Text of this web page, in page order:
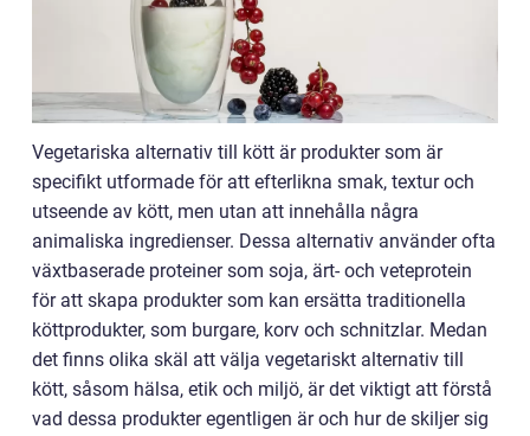
Vegetariska alternativ till kött är produkter som är
specifikt utformade för att efterlikna smak, textur och
utseende av kött, men utan att innehålla några
animaliska ingredienser. Dessa alternativ använder ofta
växtbaserade proteiner som soja, ärt- och veteprotein
för att skapa produkter som kan ersätta traditionella
köttprodukter, som burgare, korv och schnitzlar. Medan
det finns olika skäl att välja vegetariskt alternativ till
kött, såsom hälsa, etik och miljö, är det viktigt att förstå
vad dessa produkter egentligen är och hur de skiljer sig